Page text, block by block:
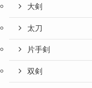
大剣
太刀
片手剣
双剣